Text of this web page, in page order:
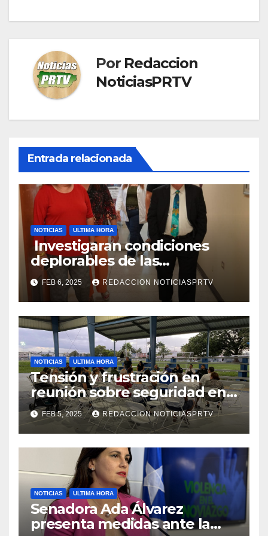
Por Redaccion
NoticiasPRTV
Entrada relacionada
NOTICIAS ULTIMA HORA
Investigaran condiciones
deplorables de las
facilidades el Departamento
de la Salud en Mayagüez
FEB 6, 2025 REDACCION NOTICIASPRTV
NOTICIAS ULTIMA HORA
Tensión y frustración en
reunión sobre seguridad en
Reparto Metropolitano
FEB 5, 2025 REDACCION NOTICIASPRTV
NOTICIAS ULTIMA HORA
Senadora Ada Álvarez
presenta medidas ante la